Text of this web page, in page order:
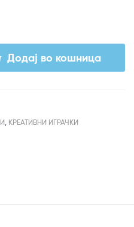
Додај во кошница
, КРЕАТИВНИ ИГРАЧКИ